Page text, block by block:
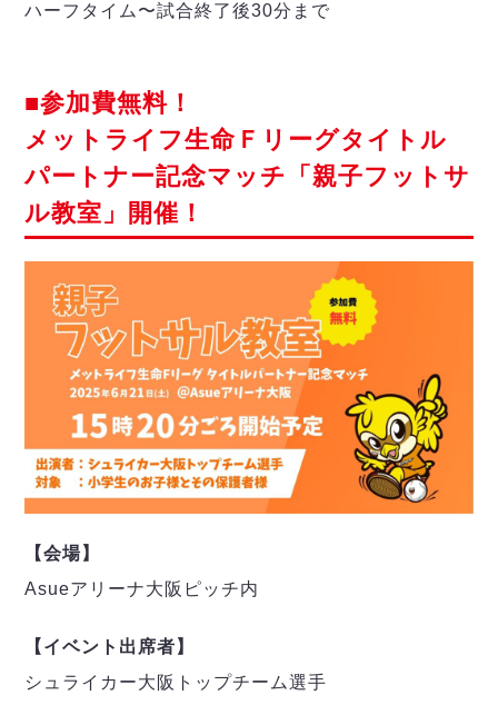
ハーフタイム〜試合終了後30分まで
■参加費無料！
メットライフ⽣命Ｆリーグタイトル
パートナー記念マッチ「親⼦フットサ
ル教室」開催！
【会場】
Asueアリーナ大阪ピッチ内
【イベント出席者】
シュライカー大阪トップチーム選手